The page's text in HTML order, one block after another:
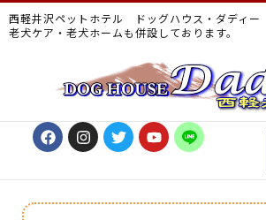
西軽井沢ペットホテル ドッグハウス・ダディー
老犬ケア・老犬ホームも併設しております。